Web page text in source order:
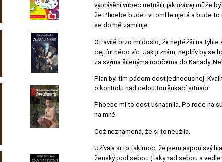
vyprávění vůbec netušili, jak dobrej může
že Phoebe bude i v tomhle ujetá a bude
se do mě zamiluje.
Otravně brzo mi došlo, že nejtěžší na týhle
cejtím něco víc. Jak ji znám, nejdřív by se
za svýma šílenýma rodičema do Kanady.
Plán byl tím pádem dost jednoduchej.
o kontrolu nad celou tou šukací situací.
Phoebe mi to dost usnadnila. Po roce na
na mně.
Což neznamená, že si to neužila.
Užívala si to tak moc, že jsem aspoň svý
ženský pod sebou (taky nad sebou a